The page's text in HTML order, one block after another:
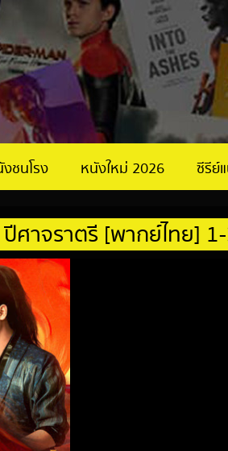
ชนโรง หนังใหม่ 2026 ซีรีย์
ปีศาจราตรี [พากย์ไทย]